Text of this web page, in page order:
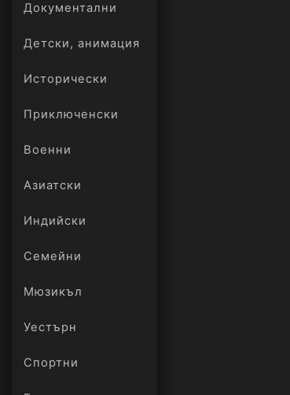
Документални
Детски, анимация
Исторически
Приключенски
Военни
Азиатски
Индийски
Семейни
Мюзикъл
Уестърн
Спортни